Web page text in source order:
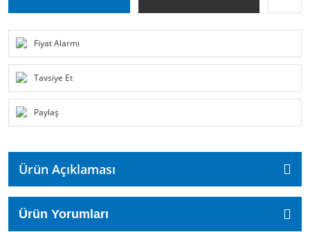
Fiyat Alarmı
Tavsiye Et
Paylaş
Ürün Açıklaması
Ürün Yorumları